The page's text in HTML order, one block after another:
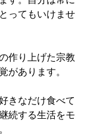
ってもいけませ
作り上げた宗教
があります。
きなだけ食べて
続する生活をモ